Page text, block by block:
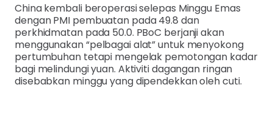
China kembali beroperasi selepas Minggu Emas
dengan PMI pembuatan pada 49.8 dan
perkhidmatan pada 50.0. PBoC berjanji akan
menggunakan “pelbagai alat” untuk menyokong
pertumbuhan tetapi mengelak pemotongan kadar
bagi melindungi yuan. Aktiviti dagangan ringan
disebabkan minggu yang dipendekkan oleh cuti.